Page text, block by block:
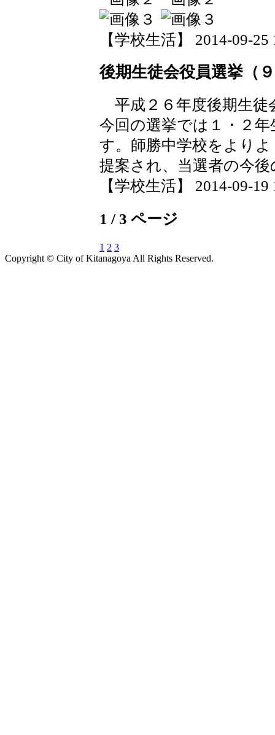
【学校生活】 2014-09-25
後期生徒会役員選挙（
平成２６年度後期生徒
今回の選挙では１・２
す。師勝中学校をより
提案され、当選者の今
【学校生活】 2014-09-19
1 / 3 ページ
1 2 3
Copyright © City of Kitanagoya All Rights Reserved.